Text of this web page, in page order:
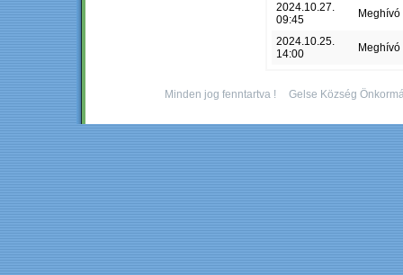
2024.10.27.
09:45
Meghívó
2024.10.25.
14:00
Meghívó
Minden jog fenntartva ! Gelse Község